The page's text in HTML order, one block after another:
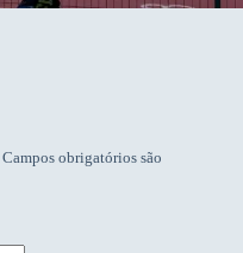
Campos obrigatórios são